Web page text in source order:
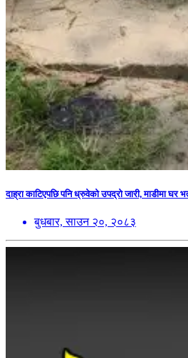
दाह्रा काटिएपछि पनि ध्रुवेको उपद्रो जारी, माडीमा घर
बुधबार, साउन २०, २०८३